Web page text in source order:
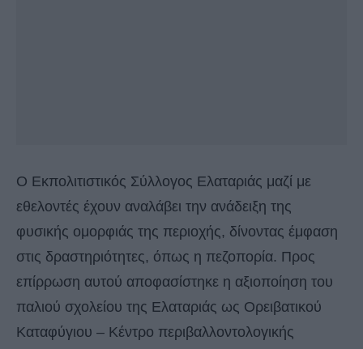
Ο Εκπολιτιστικός Σύλλογος Ελαταριάς μαζί με
εθελοντές έχουν αναλάβει την ανάδειξη της
φυσικής ομορφιάς της περιοχής, δίνοντας έμφαση
στις δραστηριότητες, όπως η πεζοπορία. Προς
επίρρωση αυτού αποφασίστηκε η αξιοποίηση του
παλιού σχολείου της Ελαταριάς ως Ορειβατικού
Καταφύγιου – Κέντρο περιβαλλοντολογικής